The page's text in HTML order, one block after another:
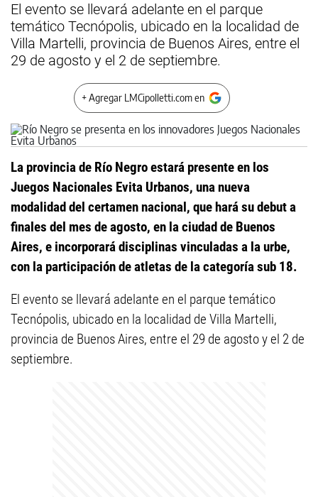
El evento se llevará adelante en el parque
temático Tecnópolis, ubicado en la localidad de
Villa Martelli, provincia de Buenos Aires, entre el
29 de agosto y el 2 de septiembre.
+ Agregar LMCipolletti.com en
La provincia de Río Negro estará presente en los
Juegos Nacionales Evita Urbanos, una nueva
modalidad del certamen nacional, que hará su debut a
finales del mes de agosto, en la ciudad de Buenos
Aires, e incorporará disciplinas vinculadas a la urbe,
con la participación de atletas de la categoría sub 18.
El evento se llevará adelante en el parque temático
Tecnópolis, ubicado en la localidad de Villa Martelli,
provincia de Buenos Aires, entre el 29 de agosto y el 2 de
septiembre.